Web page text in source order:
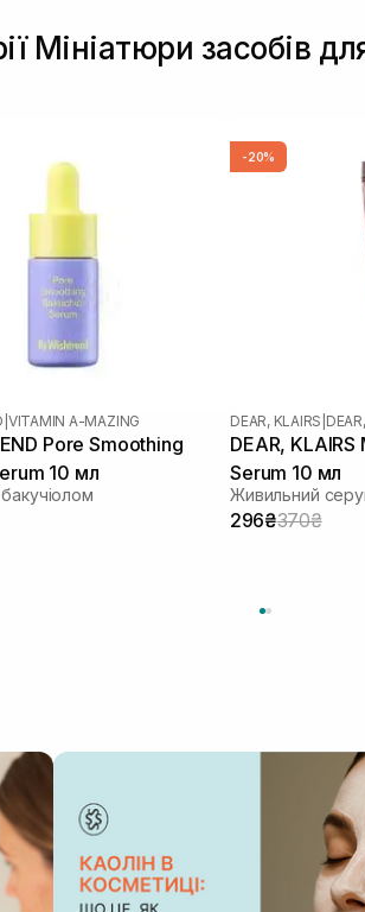
Мініатюри засобів
VITAMIN A-MAZING
Pore Smoothing
10 мл
-20%
DEAR, KLAIRS
DEAR,
Serum 10 мл
Живильний
296₴370₴